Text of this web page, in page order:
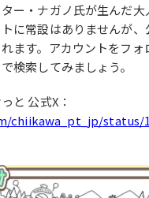
ー・ナガノ氏が生んだ大
に常設はありませんが
ます。アカウントをフォ
検索してみましょう。
と 公式X：
chiikawa_pt_jp/status/